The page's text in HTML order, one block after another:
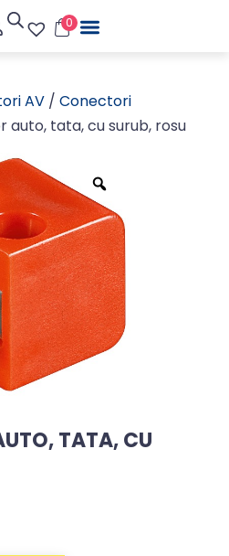
0
AV / Conectori
auto, tata, cu surub, rosu
TATA, CU